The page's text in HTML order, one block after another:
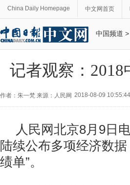
China Daily Homepage 中文网首页
中国频道 >
记者观察：
作者：朱一梵 来源：人民网 2018-08-09 10:55:44
人民网北京8月9日
陆续公布多项经济数
绩单”。